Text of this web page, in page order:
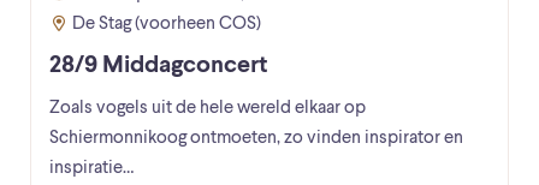
De Stag (voorheen COS)
28/9 Middagconcert
Zoals vogels uit de hele wereld elkaar op
Schiermonnikoog ontmoeten, zo vinden inspirator en
inspiratie…